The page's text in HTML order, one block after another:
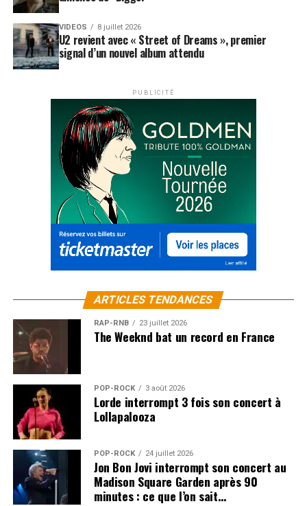
VIDEOS 8 juillet 2026
U2 revient avec « Street of Dreams », premier
signal d’un nouvel album attendu
PUBLICITÉ
ARTICLES TENDANCES
RAP-RNB 23 juillet 2026
The Weeknd bat un record en France
POP-ROCK 3 août 2026
Lorde interrompt 3 fois son concert à
Lollapalooza
POP-ROCK 24 juillet 2026
Jon Bon Jovi interrompt son concert au
Madison Square Garden après 90
minutes : ce que l’on sait…